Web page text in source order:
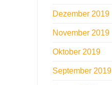
Dezember 2019
November 2019
Oktober 2019
September 2019